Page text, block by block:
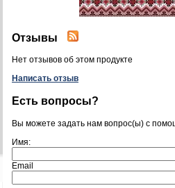
Отзывы
Нет отзывов об этом продукте
Написать отзыв
Есть вопросы?
Вы можете задать нам вопрос(ы) с
Имя:
Email